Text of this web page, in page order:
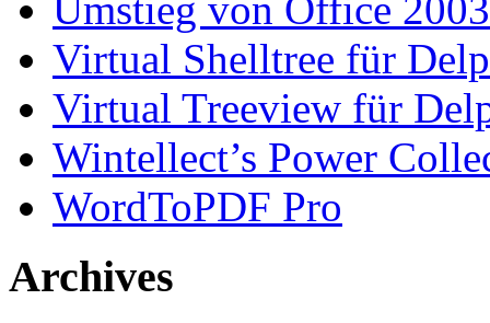
Virtual Shelltree für
Virtual Treeview für
Wintellect’s Power
WordToPDF Pro
Archives